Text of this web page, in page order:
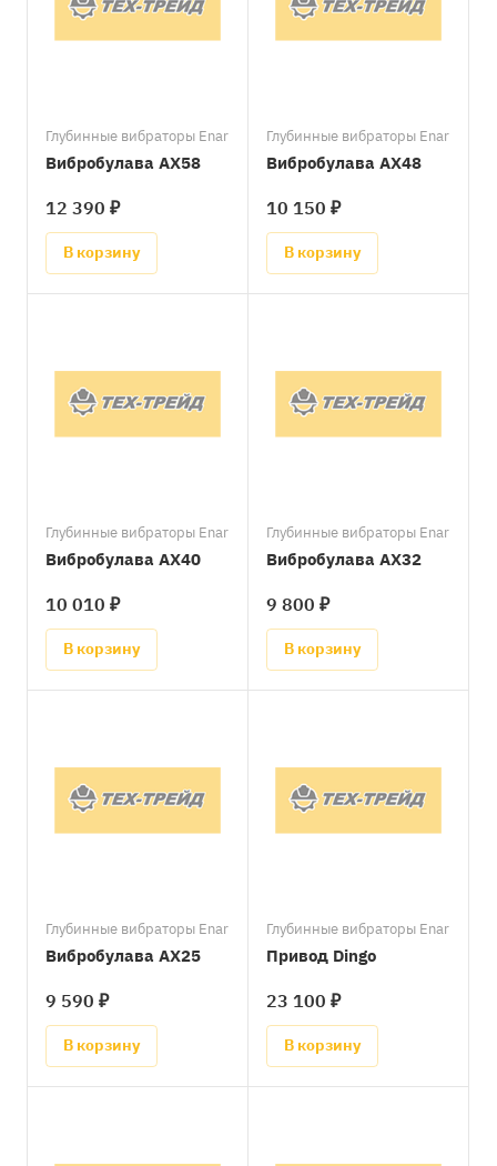
Глубинные вибраторы Enar
Вибробулава AX58
12 390 ₽
В корзину
Глубинные вибраторы Enar
Вибробулава AX48
10 150 ₽
В корзину
Глубинные вибраторы Enar
Вибробулава AX40
10 010 ₽
В корзину
Глубинные вибраторы Enar
Вибробулава AX32
9 800 ₽
В корзину
Глубинные вибраторы Enar
Вибробулава AX25
9 590 ₽
В корзину
Глубинные вибраторы Enar
Привод Dingo
23 100 ₽
В корзину